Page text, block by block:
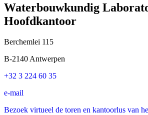
Waterbouwkundig
Hoofdkantoor
Berchemlei 115
B-2140 Antwerpen
+32 3 224 60 35
e-mail
Bezoek virtueel de toren en kantoorlus van